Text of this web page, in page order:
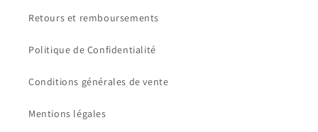
Retours et remboursements
Politique de Confidentialité
Conditions générales de vente
Mentions légales